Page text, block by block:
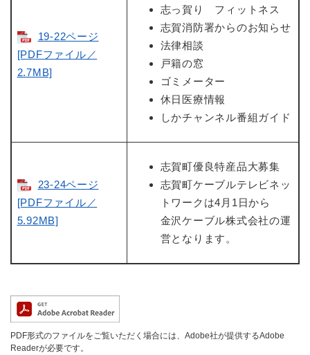
19-22ページ
[PDFファイル／
2.7MB]
志っ賀り フィットネス
志賀消防署からのお知らせ
法律相談
戸籍の窓
ゴミメーター
休日医療情報
しかチャンネル番組ガイド
23-24ページ
[PDFファイル／
5.92MB]
志賀町優良特産品大募集
志賀町ケーブルテレビネッ
トワークは4月1日から
金沢ケーブル株式会社の運
営となります。
PDF形式のファイルをご覧いただく場合には、Adobe社が提供するAdobe
Readerが必要です。